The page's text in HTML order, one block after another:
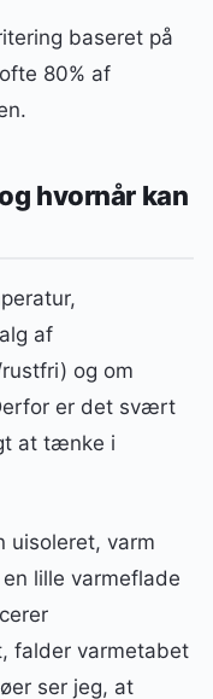
baseret på
80% af
hvornår kan
af
og om
er det svært
at tænke i
uisoleret, varm
lille varmeflade
falder varmetabet
ser jeg, at